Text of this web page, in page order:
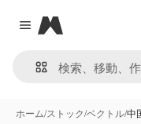
Close menu
Magnific
ホーム/ストック/ベクトル/中